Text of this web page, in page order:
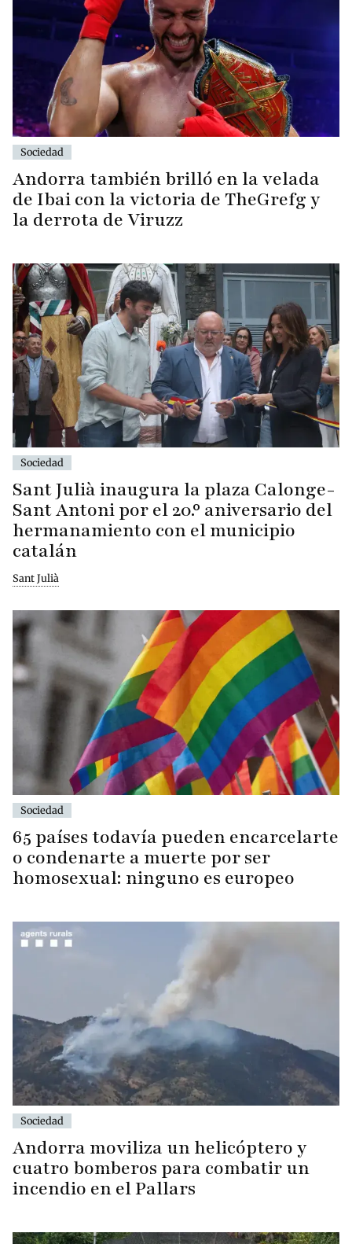
Sociedad
Andorra también brilló en la velada
de Ibai con la victoria de TheGrefg y
la derrota de Viruzz
Sociedad
Sant Julià inaugura la plaza Calonge-
Sant Antoni por el 20.º aniversario del
hermanamiento con el municipio
catalán
Sant Julià
Sociedad
65 países todavía pueden encarcelarte
o condenarte a muerte por ser
homosexual: ninguno es europeo
Sociedad
Andorra moviliza un helicóptero y
cuatro bomberos para combatir un
incendio en el Pallars